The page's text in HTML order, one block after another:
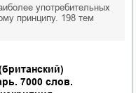
употребительных
принципу. 198 тем
7000 слов.